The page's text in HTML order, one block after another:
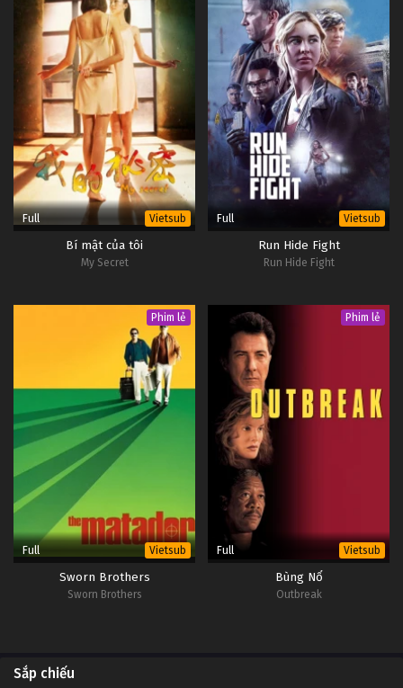
Full Vietsub
Bí mật của tôi
My Secret
Full Vietsub
Run Hide Fight
Run Hide Fight
Phim lẻ
Full Vietsub
Sworn Brothers
Sworn Brothers
Phim lẻ
Full Vietsub
Bùng Nổ
Outbreak
Sắp chiếu